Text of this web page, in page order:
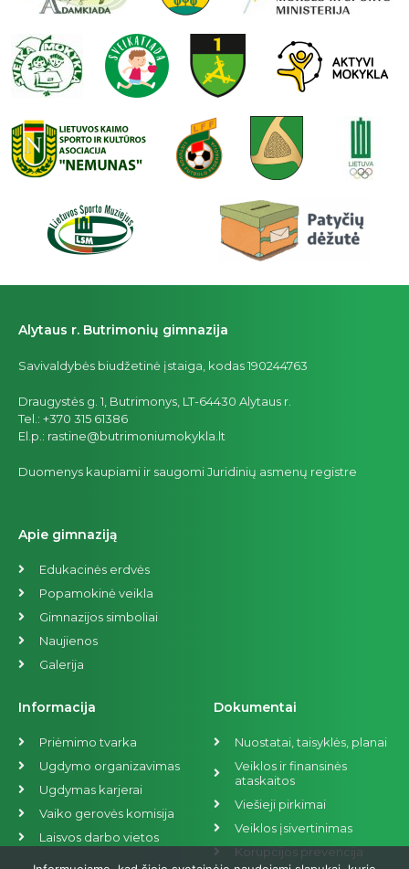
Alytaus r. Butrimonių gimnazija
Savivaldybės biudžetinė įstaiga, kodas 190244763
Draugystės g. 1, Butrimonys, LT-64430 Alytaus r.
Tel.: +370 315 61386
El.p.: rastine@butrimoniumokykla.lt
Duomenys kaupiami ir saugomi Juridinių asmenų registre
Apie gimnaziją
Edukacinės erdvės
Popamokinė veikla
Gimnazijos simboliai
Naujienos
Galerija
Informacija
Priėmimo tvarka
Ugdymo organizavimas
Ugdymas karjerai
Vaiko gerovės komisija
Laisvos darbo vietos
Dokumentai
Nuostatai, taisyklės, planai
Veiklos ir finansinės
ataskaitos
Viešieji pirkimai
Veiklos įsivertinimas
Korupcijos prevencija